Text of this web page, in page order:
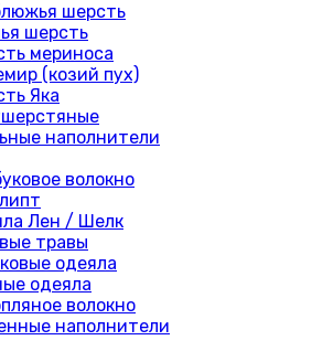
шерсть
шерсть
мериноса
(козий пух)
Яка
наполнители
волокно
Лен / Шелк
травы
одеяла
одеяла
волокно
наполнители